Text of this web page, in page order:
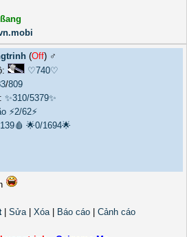
ßang
(Off) ♂️
♡740♡
/809
✨310/5379✨
⚡2/62⚡
🌟0/1694🌟
| Sửa| Xóa| Báo cáo
Cảnh cáo